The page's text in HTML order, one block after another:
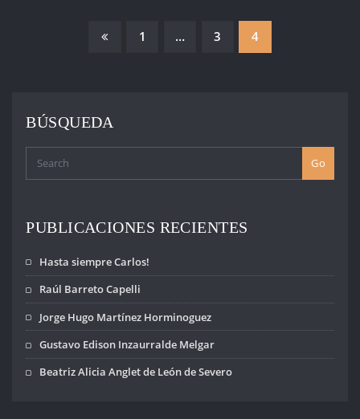
PAGINACIÓN
ENTRADAS
1 … 3 4
BÚSQUEDA
Go
PUBLICACIONES RECIENTES
Hasta siempre Carlos!
Raúl Barreto Capelli
Jorge Hugo Martínez Horminoguez
Gustavo Edison Inzaurralde Melgar
Beatriz Alicia Anglet de León de Severo